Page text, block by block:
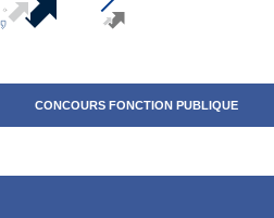
CONCOURS FONCTION PUBLIQUE